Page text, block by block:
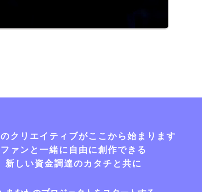
クリエイティブがここから始まります
ファンと一緒に自由に創作できる
新しい資金調達のカタチと共に